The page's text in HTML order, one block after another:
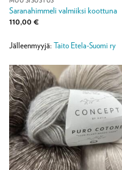
Saranahimmeli valmiiksi koottuna
110,00 €
Jälleenmyyjä: Taito Etela-Suomi ry